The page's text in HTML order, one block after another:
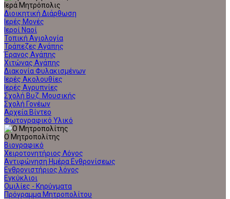
Ιερά Μητρόπολις
Διοικητική Διάρθωση
Ιερές Μονές
Ιεροί Ναοί
Τοπική Αγιολογία
Τράπεζες Αγάπης
Έρανος Αγάπης
Χιτώνας Αγάπης
Διακονία Φυλακισμένων
Ιερές Ακολουθίες
Ιερές Αγρυπνίες
Σχολή Βυζ. Μουσικής
Σχολή Γονέων
Αρχεία Βίντεο
Φωτογραφικό Υλικό
Ο Μητροπολίτης
Βιογραφικό
Χειροτονητήριος Λόγος
Αντιφώνηση Ημέρα Ενθρονίσεως
Ενθρονιστήριος λόγος
Εγκύκλιοι
Ομιλίες - Κηρύγματα
Πρόγραμμα Μητροπολίτου